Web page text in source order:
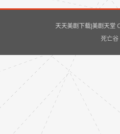
天天美剧下载|美剧天堂
死亡谷